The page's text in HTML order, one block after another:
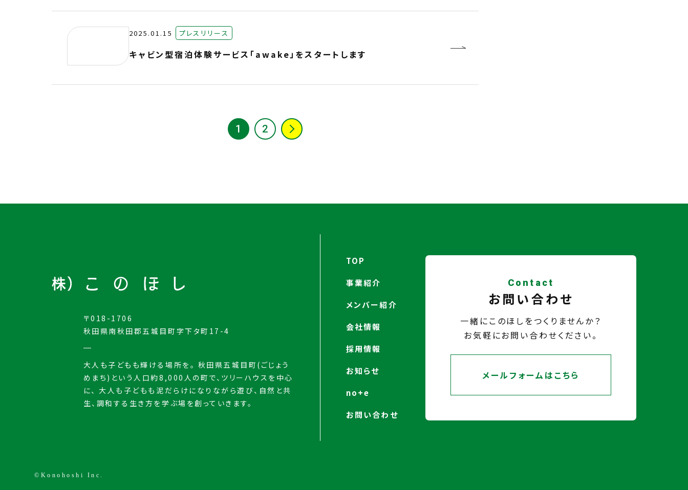
2025.01.15 プレスリリース
キャビン型宿泊体験サービス「awake」をスタートします
1 2
〒018-1706
秋田県南秋田郡五城目町字下タ町17-4
大人も子どもも輝ける場所を。 秋田県五城目町(ごじょう
めまち)という人口約8,000人の町で、ツリーハウスを中心
に、 大人も子どもも泥だらけになりながら遊び、自然と共
生、調和する生き方を学ぶ場を創っていきます。
TOP
事業紹介
メンバー紹介
会社情報
採用情報
お知らせ
no+e
お問い合わせ
Contact
お問い合わせ
一緒にこのほしをつくりませんか？
お気軽にお問い合わせください。
メールフォームはこちら
©Konohoshi Inc.